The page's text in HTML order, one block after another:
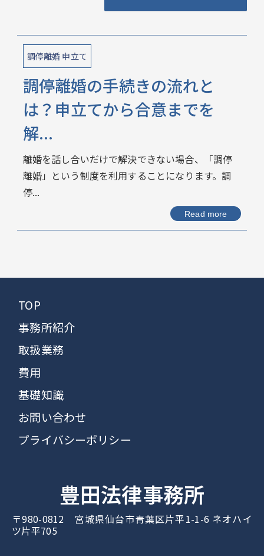
調停離婚 申立て
調停離婚の手続きの流れと
は？申立てから合意までを
解...
離婚を話し合いだけで解決できない場合、「調停
離婚」という制度を利用することになります。調
停...
Read more
TOP
事務所紹介
取扱業務
費用
基礎知識
お問い合わせ
プライバシーポリシー
豊田法律事務所
〒980-0812 宮城県仙台市青葉区片平1-1-6 ネオハイ
ツ片平705